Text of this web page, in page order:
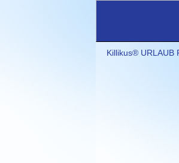
Killikus® URLAUB